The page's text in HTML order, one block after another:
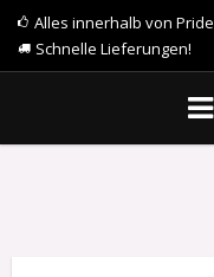
Alles innerhalb von Pride
Schnelle Lieferungen!